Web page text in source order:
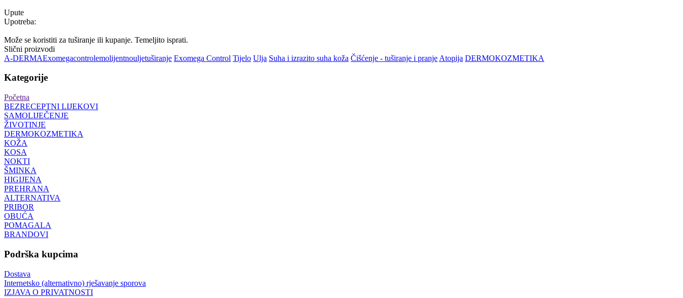
Upute
Upotreba:
Može se koristiti za tuširanje ili kupanje. Temeljito isprati.
Slični proizvodi
A-DERMAExomegacontrolemolijentnouljetuširanje Exomega Control Tijelo Ulja Suha i izrazito suha koža Čišćenje - tuširanje i pranje Atopija DERMOKOZMETIKA
Kategorije
Početna
BEZRECEPTNI LIJEKOVI
SAMOLIJEČENJE
ŽIVOTINJE
DERMOKOZMETIKA
KOŽA
KOSA
NOKTI
ŠMINKA
HIGIJENA
PREHRANA
ALTERNATIVA
PRIBOR
OBUĆA
POMAGALA
BRANDOVI
Podrška kupcima
Dostava
Internetsko (alternativno) rješavanje sporova
IZJAVA O PRIVATNOSTI